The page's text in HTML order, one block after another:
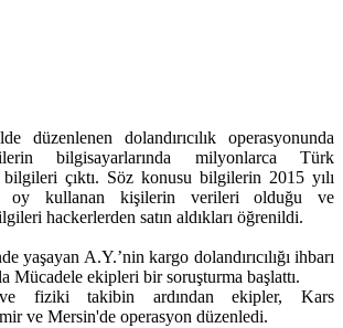
düzenlenen dolandırıcılık operasyonunda
bilgisayarlarında milyonlarca Türk
bilgileri çıktı. Söz konusu bilgilerin 2015 yılı
oy kullanan kişilerin verileri olduğu ve
hackerlerden satın aldıkları öğrenildi.
yaşayan A.Y.’nin kargo dolandırıcılığı ihbarı
Mücadele ekipleri bir soruşturma başlattı.
fiziki takibin ardından ekipler, Kars
ve Mersin'de operasyon düzenledi.